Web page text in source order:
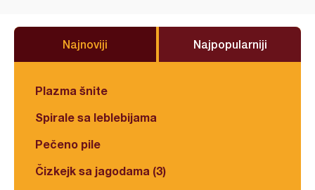
Najnoviji Najpopularniji
Plazma šnite
Spirale sa leblebijama
Pečeno pile
Čizkejk sa jagodama (3)